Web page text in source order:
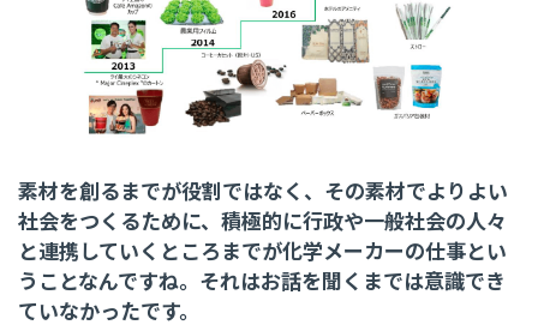
素材を創るまでが役割ではなく、その素材でよりよい
社会をつくるために、積極的に行政や一般社会の人々
と連携していくところまでが化学メーカーの仕事とい
うことなんですね。それはお話を聞くまでは意識でき
ていなかったです。